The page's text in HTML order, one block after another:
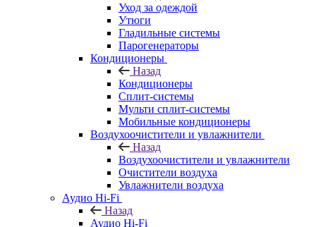
Уход за одеждой
Утюги
Гладильные системы
Парогенераторы
Кондиционеры
Назад
Кондиционеры
Сплит-системы
Мульти сплит-системы
Мобильные кондиционеры
Воздухоочистители и увлажнители
Назад
Воздухоочистители и увлажнители
Очистители воздуха
Увлажнители воздуха
Аудио Hi-Fi
Назад
Аудио Hi-Fi